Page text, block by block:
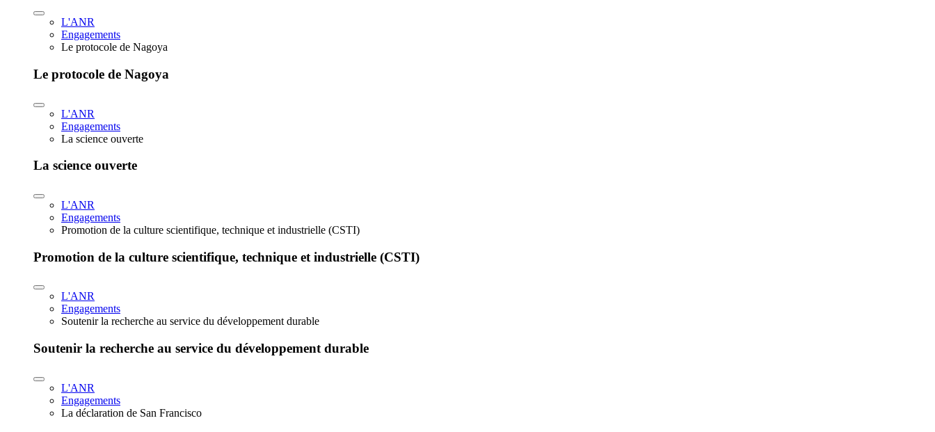
L'ANR
Engagements
Le protocole de Nagoya
Le protocole de Nagoya
L'ANR
Engagements
La science ouverte
La science ouverte
L'ANR
Engagements
Promotion de la culture scientifique, technique et industrielle (CSTI)
Promotion de la culture scientifique, technique et industrielle (CSTI)
L'ANR
Engagements
Soutenir la recherche au service du développement durable
Soutenir la recherche au service du développement durable
L'ANR
Engagements
La déclaration de San Francisco